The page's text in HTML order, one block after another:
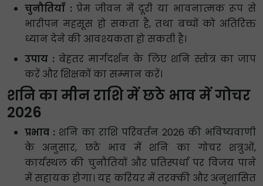
चुनौतियाँ : प्रेम जीवन में दूरी या भावनात्मक रूप से
भारीपन महसूस हो सकता है, तथा बच्चों को अतिरिक्त
ध्यान देने की आवश्यकता हो सकती है।
उपाय : बेहतर मार्गदर्शन के लिए शनि स्तोत्र का जाप
करें और शिक्षकों का सम्मान करें।
शनि का मीन राशि में छठे भाव में गोचर
2026
प्रभाव : शनि का राशि परिवर्तन 2026 की भविष्यवाणी
के अनुसार, छठे भाव में शनि का गोचर शत्रुओं,
कार्यस्थल की चुनौतियों और प्रतिस्पर्धा पर विजय पाने
में सहायक होगा। यह करियर में तरक्की और अनुशासित